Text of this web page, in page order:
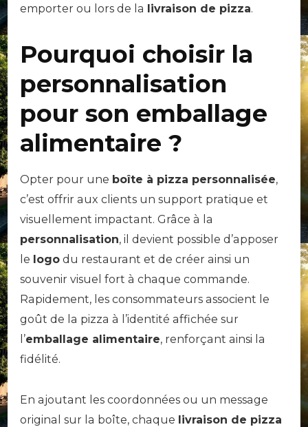
emporter ou lors de la livraison de pizza.
Pourquoi choisir la
personnalisation
pour son emballage
alimentaire ?
Opter pour une boîte à pizza personnalisée,
c’est offrir aux clients un support pratique et
visuellement impactant. Grâce à la
personnalisation, il devient possible d’apposer
le logo du restaurant et de créer ainsi un
souvenir visuel fort à chaque commande.
Rapidement, les consommateurs associent le
goût de la pizza à l’identité affichée sur
l’emballage alimentaire, renforçant ainsi la
fidélité.
En ajoutant les coordonnées ou un message
original sur la boîte, chaque livraison de pizza